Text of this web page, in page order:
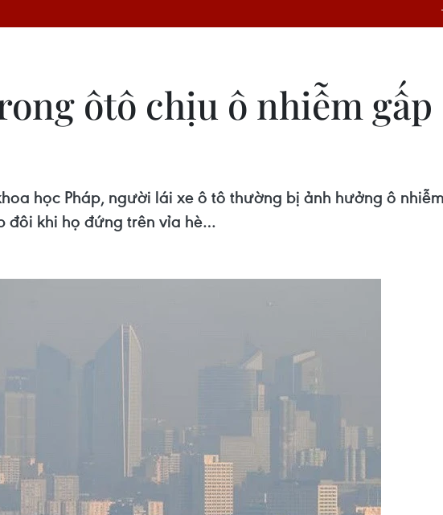
ôtô chịu ô nhiễm
học Pháp, người lái xe ô tô thường bị ảnh hưởng ô
đôi khi họ đứng trên vỉa hè…